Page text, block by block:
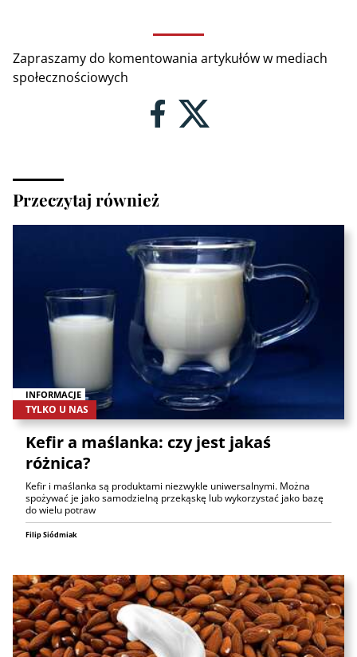
Zapraszamy do komentowania artykułów w mediach
społecznościowych
Przeczytaj również
INFORMACJE
TYLKO U NAS
Kefir a maślanka: czy jest jakaś
różnica?
Kefir i maślanka są produktami niezwykle uniwersalnymi. Można
spożywać je jako samodzielną przekąskę lub wykorzystać jako bazę
do wielu potraw
Filip Siódmiak